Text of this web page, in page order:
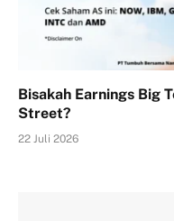
Bisakah Earnings Big
Street?
22 Juli 2026